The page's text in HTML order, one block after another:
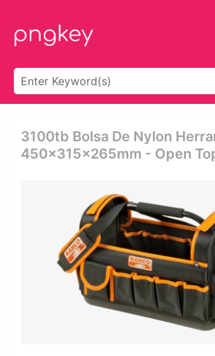
3100tb Bolsa De Nylon
450x315x265mm - Open